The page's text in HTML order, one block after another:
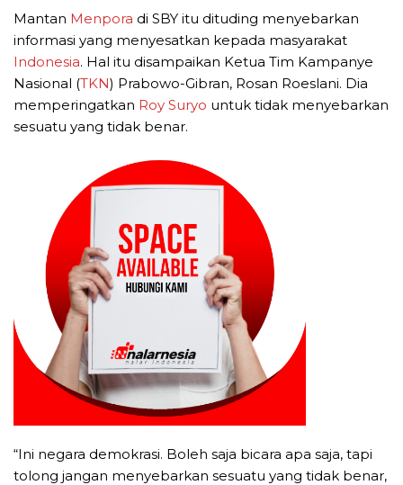
Mantan Menpora di SBY itu dituding menyebarkan
informasi yang menyesatkan kepada masyarakat
Indonesia. Hal itu disampaikan Ketua Tim Kampanye
Nasional (TKN) Prabowo-Gibran, Rosan Roeslani. Dia
memperingatkan Roy Suryo untuk tidak menyebarkan
sesuatu yang tidak benar.
“Ini negara demokrasi. Boleh saja bicara apa saja, tapi
tolong jangan menyebarkan sesuatu yang tidak benar,